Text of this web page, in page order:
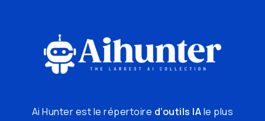
Ai Hunter est le répertoire d’outils IAle plus